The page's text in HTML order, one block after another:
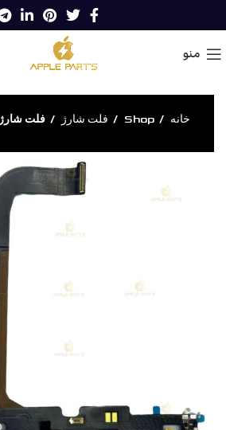
منو
خانه Shop فلت شارژ فلت شارژ 13pro max